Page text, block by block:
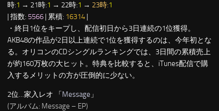
時:1 → 21時:1 → 22時:1 → 23時:1
| 指数: 5566 | 累積: 16314 |
・終日1位をキープし、配信初日から3日連続の1位獲得。
AKB48の作品が2日以上連続で1位を獲得するのは、今年初とな
る。オリコンのCDシングルランキングでは、3日間の累積売上
が約160万枚の大ヒット。特典を比較すると、iTunes配信で購
入するメリットの方が圧倒的に少ない。
2位…家入レオ 「Message 」
(アルバム: Message – EP)